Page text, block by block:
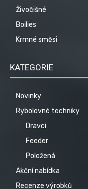
Živočišné
Boilies
Krmné směsi
KATEGORIE
Novinky
Rybolovné techniky
Dravci
Feeder
Položená
Akční nabídka
Recenze výrobků